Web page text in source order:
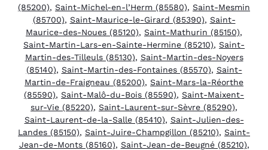
(85200), Saint-Michel-en-l’Herm (85580), Saint-Mesmin
(85700), Saint-Maurice-le-Girard (85390), Saint-
Maurice-des-Noues (85120), Saint-Mathurin (85150),
Saint-Martin-Lars-en-Sainte-Hermine (85210), Saint-
Martin-des-Tilleuls (85130), Saint-Martin-des-Noyers
(85140), Saint-Martin-des-Fontaines (85570), Saint-
Martin-de-Fraigneau (85200), Saint-Mars-la-Réorthe
(85590), Saint-Malô-du-Bois (85590), Saint-Maixent-
sur-Vie (85220), Saint-Laurent-sur-Sèvre (85290),
Saint-Laurent-de-la-Salle (85410), Saint-Julien-des-
Landes (85150), Saint-Juire-Champgillon (85210), Saint-
Jean-de-Monts (85160), Saint-Jean-de-Beugné (85210),